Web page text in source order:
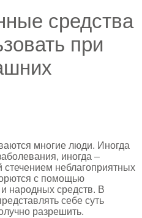
средства
при
многие люди. Иногда
иногда –
неблагоприятных
с помощью
народных средств. В
себе суть
разрешить.